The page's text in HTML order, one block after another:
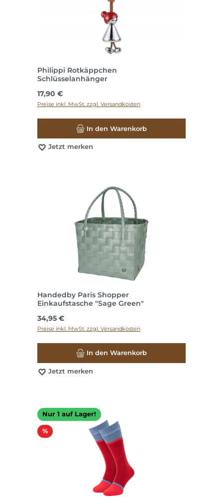
Philippi Rotkäppchen
Schlüsselanhänger
Regulärer Preis:
17,90 €
Preise inkl. MwSt. zzgl. Versandkosten
In den Warenkorb
Jetzt merken
Handedby Paris Shopper
Einkaufstasche "Sage Green"
Regulärer Preis:
34,95 €
Preise inkl. MwSt. zzgl. Versandkosten
In den Warenkorb
Jetzt merken
Nur 1 auf Lager!
%Rabatt